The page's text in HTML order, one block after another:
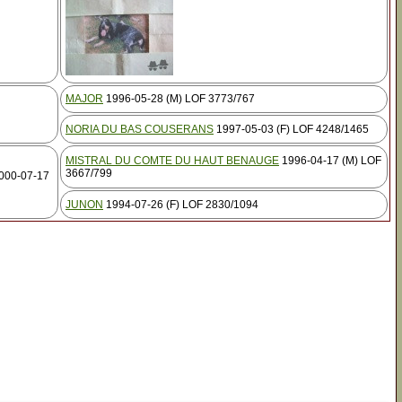
MAJOR 1996-05-28 (M) LOF 3773/767
NORIA DU BAS COUSERANS 1997-05-03 (F) LOF 4248/1465
07-17
MISTRAL DU COMTE DU HAUT BENAUGE 1996-04-17 (M) LOF
3667/799
JUNON 1994-07-26 (F) LOF 2830/1094